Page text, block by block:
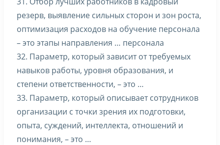
резерв, выявление сильных сторон и зон роста,
оптимизация расходов на обучение персонала
– это этапы направления … персонала
32. Параметр, который зависит от требуемых
навыков работы, уровня образования, и
степени ответственности, – это …
33. Параметр, который описывает сотрудников
организации с точки зрения их подготовки,
опыта, суждений, интеллекта, отношений и
понимания, – это …